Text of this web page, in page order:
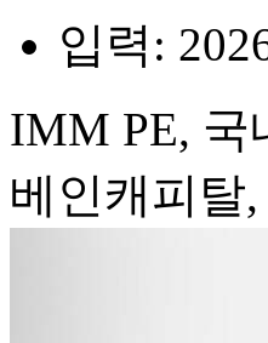
입력:
IMM PE, 국
베인캐피탈